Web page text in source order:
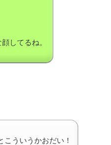
してるね。
こういうかおだい！